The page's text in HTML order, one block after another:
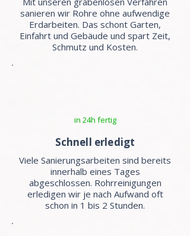
sanieren wir Rohre ohne aufwendige
Erdarbeiten. Das schont Garten,
Einfahrt und Gebäude und spart Zeit,
Schmutz und Kosten.
in 24h fertig
Schnell erledigt
Viele Sanierungsarbeiten sind bereits
innerhalb eines Tages
abgeschlossen. Rohrreinigungen
erledigen wir je nach Aufwand oft
schon in 1 bis 2 Stunden.